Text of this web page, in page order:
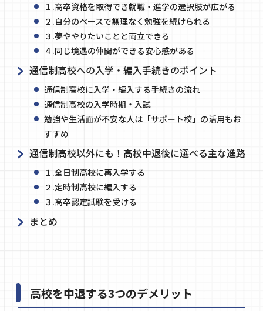
１.高卒資格を取得でき就職・進学の選択肢が広がる
２.自分のペースで無理なく勉強を続けられる
３.夢ややりたいことと両立できる
４.同じ境遇の仲間ができる安心感がある
通信制高校への入学・編入手続きのポイント
通信制高校に入学・編入する手続きの流れ
通信制高校の入学時期・入試
勉強や生活面が不安な人は「サポート校」の活用もお
すすめ
通信制高校以外にも！高校中退後に選べる主な進路
１.全日制高校に再入学する
２.定時制高校に編入する
３.高卒認定試験を受ける
まとめ
高校を中退する3つのデメリット